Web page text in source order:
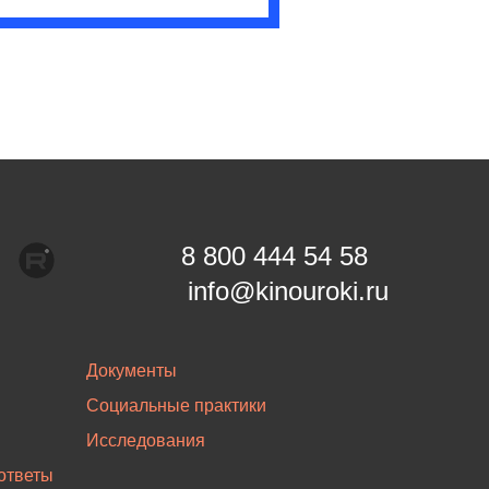
Документы
Социальные практики
Исследования
8 800 444 54 58
info@kinouroki.ru